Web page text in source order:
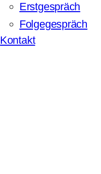
Erstgespräch
Folgegespräch
Kontakt